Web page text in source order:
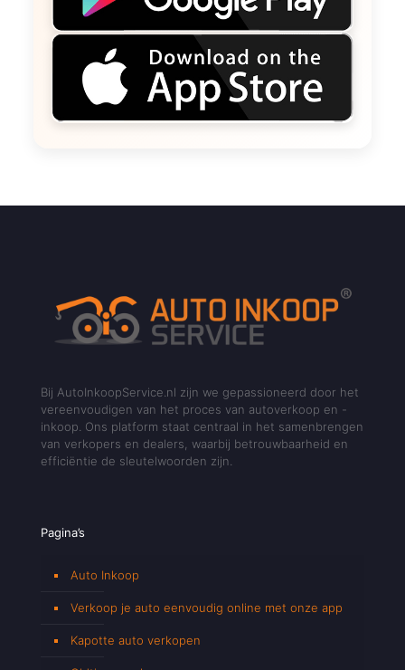
Bij AutoInkoopService.nl zijn we gepassioneerd door het
vereenvoudigen van het proces van autoverkoop en -
inkoop. Ons platform staat centraal in het samenbrengen
van verkopers en dealers, waarbij betrouwbaarheid en
efficiëntie de sleutelwoorden zijn.
Pagina’s
Auto Inkoop
Verkoop je auto eenvoudig online met onze app
Kapotte auto verkopen